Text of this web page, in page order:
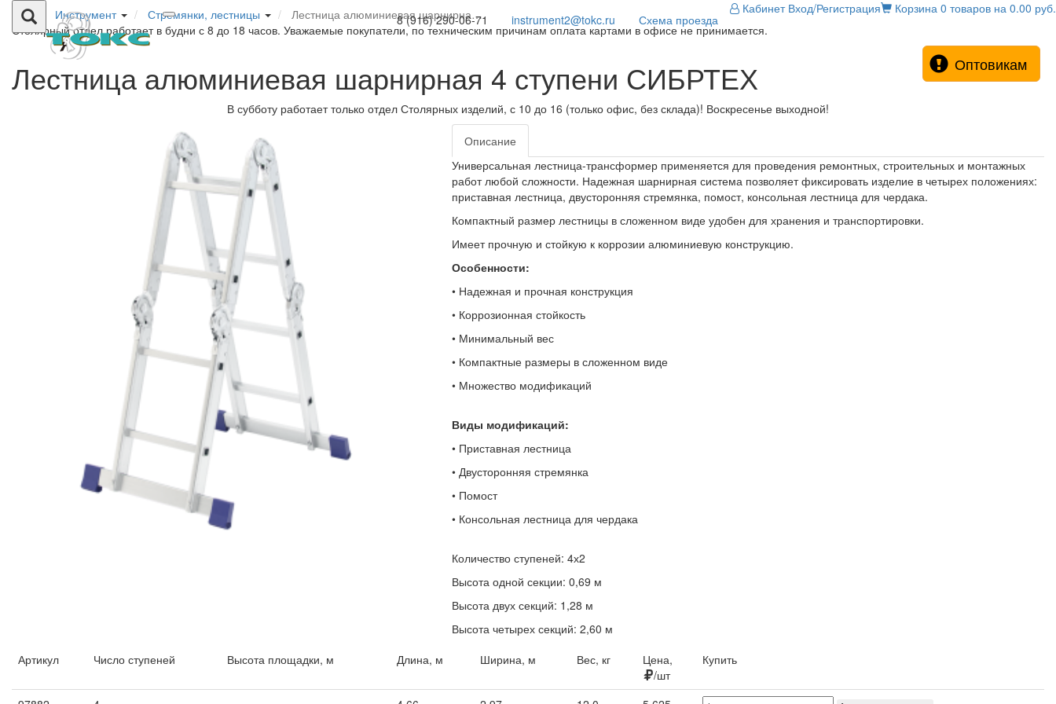
8 (916) 290-06-71 instrument2@tokc.ru Схема проезда
Кабинет Вход/Регистрация Корзина 0 товаров на 0.00 руб.
Инструмент Стремянки, лестницы
Лестница алюминиевая шарнирна…
Столярный отдел работает в будни с 8 до 18 часов. Уважаемые покупатели, по техническим причинам оплата картами в офисе не принимается.
Оптовикам
Лестница алюминиевая шарнирная 4 ступени СИБРТЕХ
В субботу работает только отдел Столярных изделий, с 10 до 16 (только офис, без склада)! Воскресенье выходной!
Описание
Универсальная лестница-трансформер применяется для проведения ремонтных, строительных и монтажных
работ любой сложности. Надежная шарнирная система позволяет фиксировать изделие в четырех положениях:
приставная лестница, двусторонняя стремянка, помост, консольная лестница для чердака.
Компактный размер лестницы в сложенном виде удобен для хранения и транспортировки.
Имеет прочную и стойкую к коррозии алюминиевую конструкцию.
Особенности:
• Надежная и прочная конструкция
• Коррозионная стойкость
• Минимальный вес
• Компактные размеры в сложенном виде
• Множество модификаций
Виды модификаций:
• Приставная лестница
• Двусторонняя стремянка
• Помост
• Консольная лестница для чердака
Количество ступеней: 4х2
Высота одной секции: 0,69 м
Высота двух секций: 1,28 м
Высота четырех секций: 2,60 м
Артикул
Число ступеней Высота площадки, м Длина, м Ширина, м Вес, кг
Цена,
/шт
Купить